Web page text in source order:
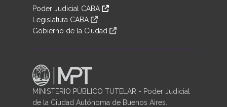
Poder Judicial CABA
Legislatura CABA
Gobierno de la Ciudad
MINISTERIO PÚBLICO TUTELAR - Poder Judicial
de la Ciudad Autónoma de Buenos Aires.